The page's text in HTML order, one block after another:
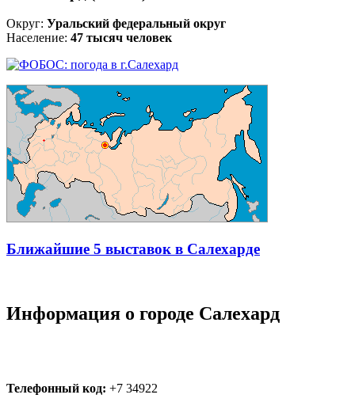
Округ: Уральский федеральный округ
Население: 47 тысяч человек
Ближайшие 5 выставок в Салехарде
Информация о городе Салехард
Телефонный код: +7 34922